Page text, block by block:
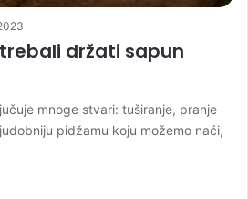
držati sapun
mnoge stvari: tuširanje, pranje
pidžamu koju možemo naći,